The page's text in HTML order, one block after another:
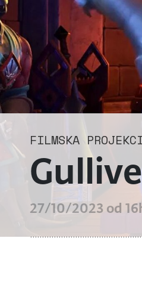
FILMSKA
27/10/2023 od